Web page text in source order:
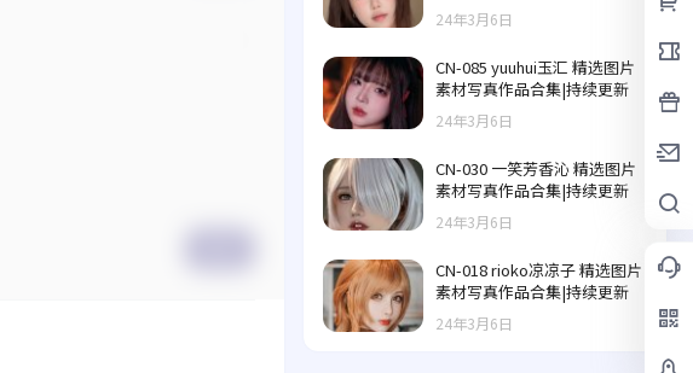
24年3月6日
CN-085 yuuhui玉汇 精选图片
素材写真作品合集|持续更新
24年3月6日
CN-030 一笑芳香沁 精选图片
素材写真作品合集|持续更新
24年3月6日
CN-018 rioko凉凉子 精选图片
素材写真作品合集|持续更新
24年3月6日